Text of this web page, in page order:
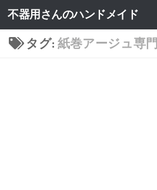
不器用さんのハンドメイド
タグ: 紙巻アージュ専門